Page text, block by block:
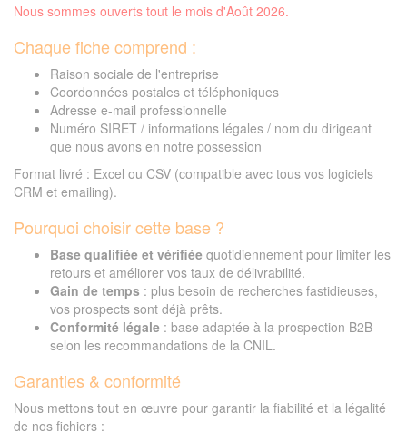
Nous sommes ouverts tout le mois d'Août 2026.
Chaque fiche comprend :
Raison sociale de l'entreprise
Coordonnées postales et téléphoniques
Adresse e-mail professionnelle
Numéro SIRET / informations légales / nom du dirigeant
que nous avons en notre possession
Format livré : Excel ou CSV (compatible avec tous vos logiciels
CRM et emailing).
Pourquoi choisir cette base ?
Base qualifiée et vérifiée quotidiennement pour limiter les
retours et améliorer vos taux de délivrabilité.
Gain de temps : plus besoin de recherches fastidieuses,
vos prospects sont déjà prêts.
Conformité légale : base adaptée à la prospection B2B
selon les recommandations de la CNIL.
Garanties & conformité
Nous mettons tout en œuvre pour garantir la fiabilité et la légalité
de nos fichiers :